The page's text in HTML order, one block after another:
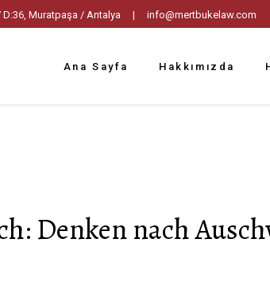
D:36, Muratpaşa / Antalya | info@mertbukelaw.com
Ana Sayfa Hakkımızda
Denken nach